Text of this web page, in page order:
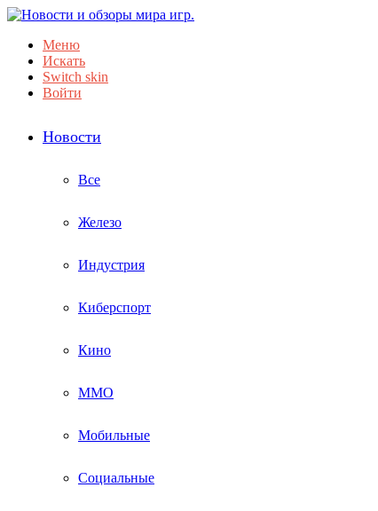
Меню
Искать
Switch skin
Войти
Новости
Все
Железо
Индустрия
Киберспорт
Кино
ММО
Мобильные
Социальные